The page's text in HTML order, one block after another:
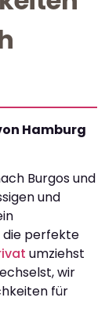
Hamburg
Burgos und
und
die perfekte
umziehst
wir
für